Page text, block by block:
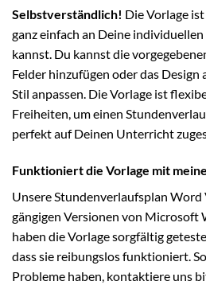
Selbstverständlich! Die Vorlage
ganz einfach an Deine
kannst. Du kannst die
Felder hinzufügen oder das Design
Stil anpassen. Die Vorlage ist
Freiheiten, um einen
perfekt auf Deinen Unterricht
Funktioniert die Vorlage mit
Unsere Stundenverlaufsplan Word
gängigen Versionen von Microsoft
haben die Vorlage sorgfältig
dass sie reibungslos funktioniert.
Probleme haben, kontaktiere uns